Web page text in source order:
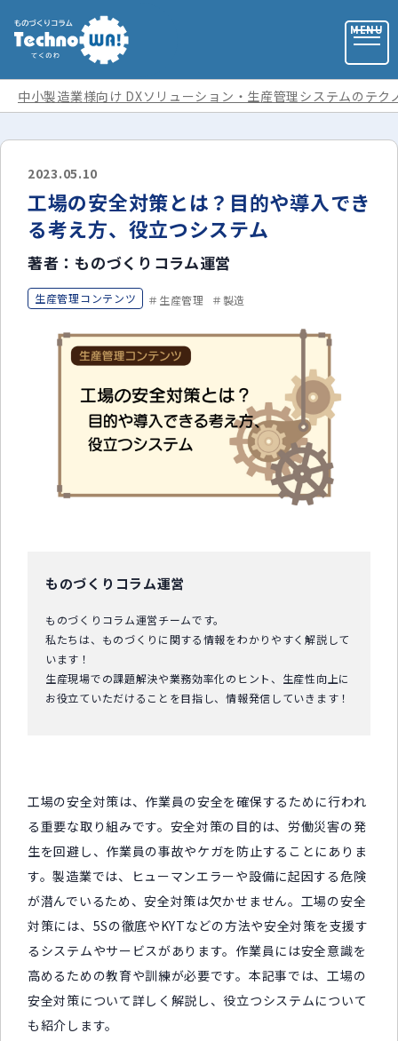
お役立ち資料
運営会社
全ての記事
中小企業診断士コラム
生産管理コンテンツ
セミナーアーカイブ
導入事例
中小製造業様向け DXソリューション・生産管理システムのテク
2023.05.10
工場の安全対策とは？目的や導入でき
る考え方、役立つシステム
著者：ものづくりコラム運営
生産管理コンテンツ 生産管理 製造
ものづくりコラム運営
ものづくりコラム運営チームです。
私たちは、ものづくりに関する情報をわかりやすく解説して
います！
生産現場での課題解決や業務効率化のヒント、生産性向上に
お役立ていただけることを目指し、情報発信していきます！
工場の安全対策は、作業員の安全を確保するために行われ
る重要な取り組みです。安全対策の目的は、労働災害の発
生を回避し、作業員の事故やケガを防止することにありま
す。製造業では、ヒューマンエラーや設備に起因する危険
が潜んでいるため、安全対策は欠かせません。工場の安全
対策には、5Sの徹底やKYTなどの方法や安全対策を支援す
るシステムやサービスがあります。作業員には安全意識を
高めるための教育や訓練が必要です。本記事では、工場の
安全対策について詳しく解説し、役立つシステムについて
も紹介します。